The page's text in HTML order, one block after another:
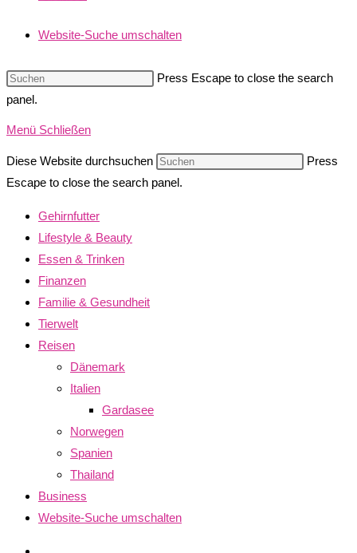
Website-Suche umschalten
Press Escape to close the search
panel.
Menü Schließen
Diese Website durchsuchen
Press
Escape to close the search panel.
Gehirnfutter
Lifestyle & Beauty
Essen & Trinken
Finanzen
Familie & Gesundheit
Tierwelt
Reisen
Dänemark
Italien
Gardasee
Norwegen
Spanien
Thailand
Business
Website-Suche umschalten